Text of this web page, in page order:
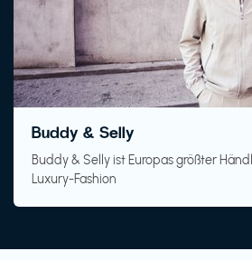
Buddy & Selly
Buddy & Selly ist Europas größter
Luxury-Fashion